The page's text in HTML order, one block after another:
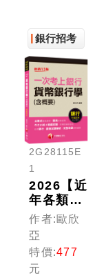
銀行招考
2G28115E
1
2026【近
年各類銀
行、農會
試題解
析】一次
考上銀行
貨幣銀行
作者:歐欣
亞
特價:477
元